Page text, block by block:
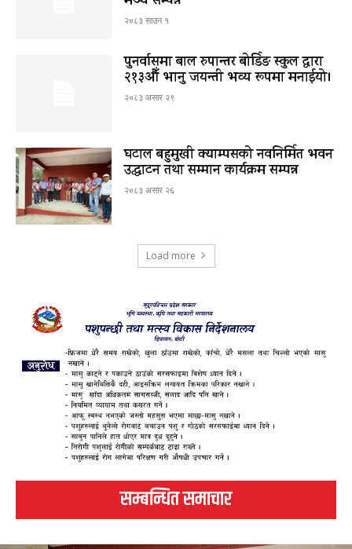
२०८३ साउन १
पुनर्वासमा बाल रुपान्तर बोर्डिङ स्कुल द्धारा
२१३औँ भानु जयन्ती भव्य रूपमा मनाईयो।
२०८३ असार २९
घटाल बहुमुखी क्याम्पसको नवनिर्मित भवन
उद्घाटन तथा सम्मान कार्यक्रम सम्पन्न
२०८३ असार २६
Load more
सम्बन्धित समाचार